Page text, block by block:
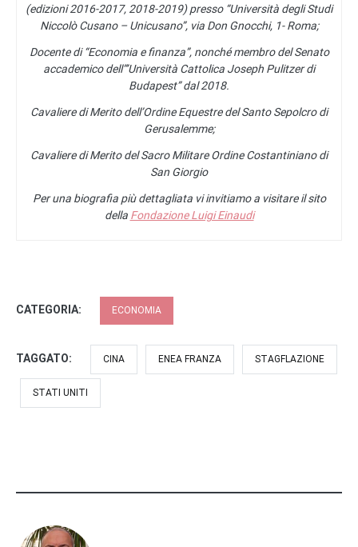
(edizioni 2016-2017, 2018-2019) presso “Università degli Studi
Niccolò Cusano – Unicusano”, via Don Gnocchi, 1- Roma;
Docente di “Economia e finanza”, nonché membro del Senato
accademico dell”’Università Cattolica Joseph Pulitzer di
Budapest” dal 2018.
Cavaliere di Merito dell’Ordine Equestre del Santo Sepolcro di
Gerusalemme;
Cavaliere di Merito del Sacro Militare Ordine Costantiniano di
San Giorgio
Per una biografia più dettagliata vi invitiamo a visitare il sito
della Fondazione Luigi Einaudi
CATEGORIA: ECONOMIA
TAGGATO: CINA ENEA FRANZA STAGFLAZIONE
STATI UNITI